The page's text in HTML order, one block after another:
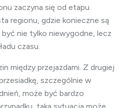
zaczyna się od etapu
regionu, gdzie konieczne są
nie tylko niewygodne, lecz
czasu.
między przejazdami. Z drugiej
szczególnie w
może być bardzo